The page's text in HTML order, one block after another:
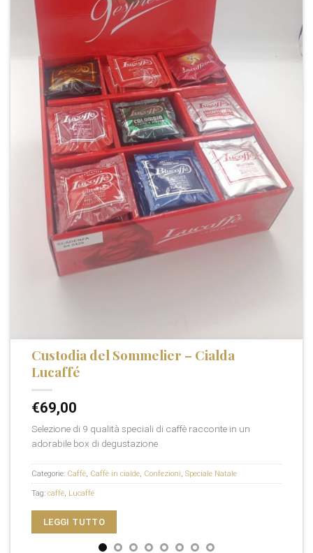
Custodia del Sommelier – Cialda
Lucaffé
€69,00
Selezione di 9 qualità speciali di caffè racconte in un
adorabile box di degustazione
Categorie: Caffè, Caffè in cialde, Confezioni, Speciale Natale
Tag: caffè, Lucaffé
LEGGI TUTTO